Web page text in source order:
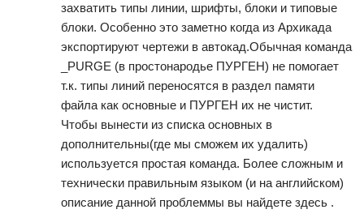
захватить типы линии, шрифты, блоки и типовые
блоки. Особенно это заметно когда из Архикада
экспортируют чертежи в автокад.Обычная команда
_PURGE (в простонародье ПУРГЕН) не помогает
т.к. типы линий переносятся в раздел памяти
файла как основные и ПУРГЕН их не чистит.
Чтобы вынести из списка основных в
дополнительны(где мы сможем их удалить)
используется простая команда. Более сложным и
технически правильным языком (и на английском)
описание данной проблеммы вы найдете здесь .